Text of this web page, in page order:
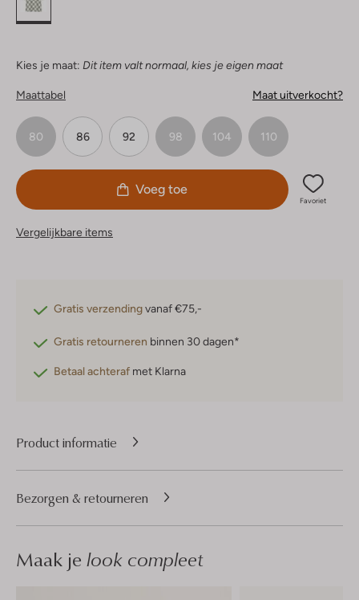
Kies je maat: Dit item valt normaal, kies je eigen maat
Maattabel Maat uitverkocht?
80 86 92 98 104 110
Voeg toe
Favoriet
Vergelijkbare items
Gratis verzendingvanaf €75,-
Gratis retourneren binnen 30 dagen*
Betaal achteraf met Klarna
Product informatie
Bezorgen & retourneren
Maak je look compleet